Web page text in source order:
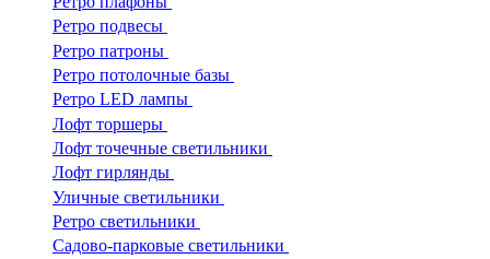
Ретро подвесы
Ретро патроны
Ретро потолочные базы
Ретро LED лампы
Лофт торшеры
Лофт точечные светильники
Лофт гирлянды
Уличные светильники
Ретро светильники
Садово-парковые светильники